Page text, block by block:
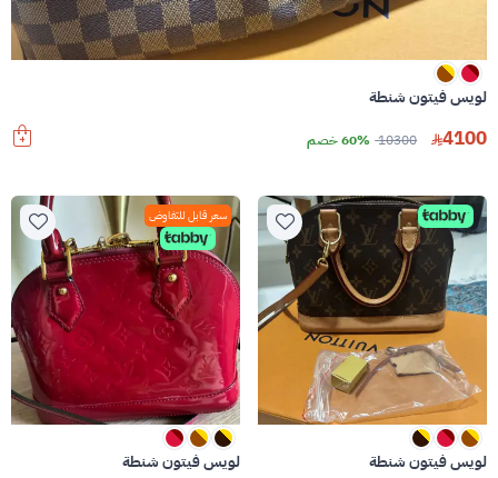
لويس فيتون شنطة
4100
10300 60% خصم
لويس فيتون شنطة
سعر قابل للتفاوض
لويس فيتون شنطة